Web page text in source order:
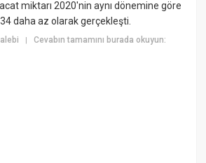
miktarı 2020'nin aynı dönemine göre
daha az olarak gerçekleşti.
|Cevabın tamamını burada okuyun: